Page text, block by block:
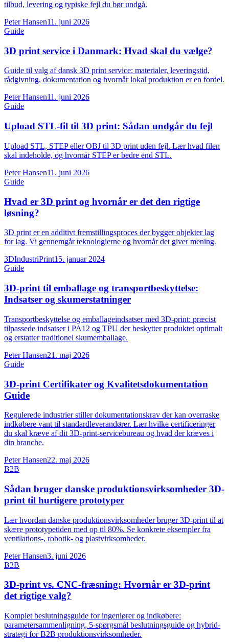
tilbud, levering og typiske fejl du bør undgå.
Peter Hansen11. juni 2026
Guide
3D print service i Danmark: Hvad skal du vælge?
Guide til valg af dansk 3D print service: materialer, leveringstid,
rådgivning, dokumentation og hvornår lokal produktion er en fordel.
Peter Hansen11. juni 2026
Guide
Upload STL-fil til 3D print: Sådan undgår du fejl
Upload STL, STEP eller OBJ til 3D print uden fejl. Lær hvad filen
skal indeholde, og hvornår STEP er bedre end STL.
Peter Hansen11. juni 2026
Guide
Hvad er 3D print og hvornår er det den rigtige
løsning?
3D print er en additivt fremstillingsproces der bygger objekter lag
for lag. Vi gennemgår teknologierne og hvornår det giver mening.
3DIndustriPrint15. januar 2024
Guide
3D-print til emballage og transportbeskyttelse:
Indsatser og skumerstatninger
Transportbeskyttelse og emballageindsatser med 3D-print: præcist
tilpassede indsatser i PA12 og TPU der beskytter produktet optimalt
og erstatter traditionel skumemballage.
Peter Hansen21. maj 2026
Guide
3D-print Certifikater og Kvalitetsdokumentation
Guide
Regulerede industrier stiller dokumentationskrav der kan overraske
indkøbere vant til standardleverandører. Lær hvilke certificeringer
du skal kræve af dit 3D-print-servicebureau og hvad der kræves i
din branche.
Peter Hansen22. maj 2026
B2B
Sådan bruger danske produktionsvirksomheder 3D-
print til hurtigere prototyper
Lær hvordan danske produktionsvirksomheder bruger 3D-print til at
skære prototypetiden med op til 80%. Se konkrete eksempler fra
ventilations-, robotik- og plastvirksomheder.
Peter Hansen3. juni 2026
B2B
3D-print vs. CNC-fræsning: Hvornår er 3D-print
det rigtige valg?
Komplet beslutningsguide for ingeniører og indkøbere:
parametersammenligning, 5-spørgsmål beslutningsguide og hybrid-
strategi for B2B produktionsvirksomheder.